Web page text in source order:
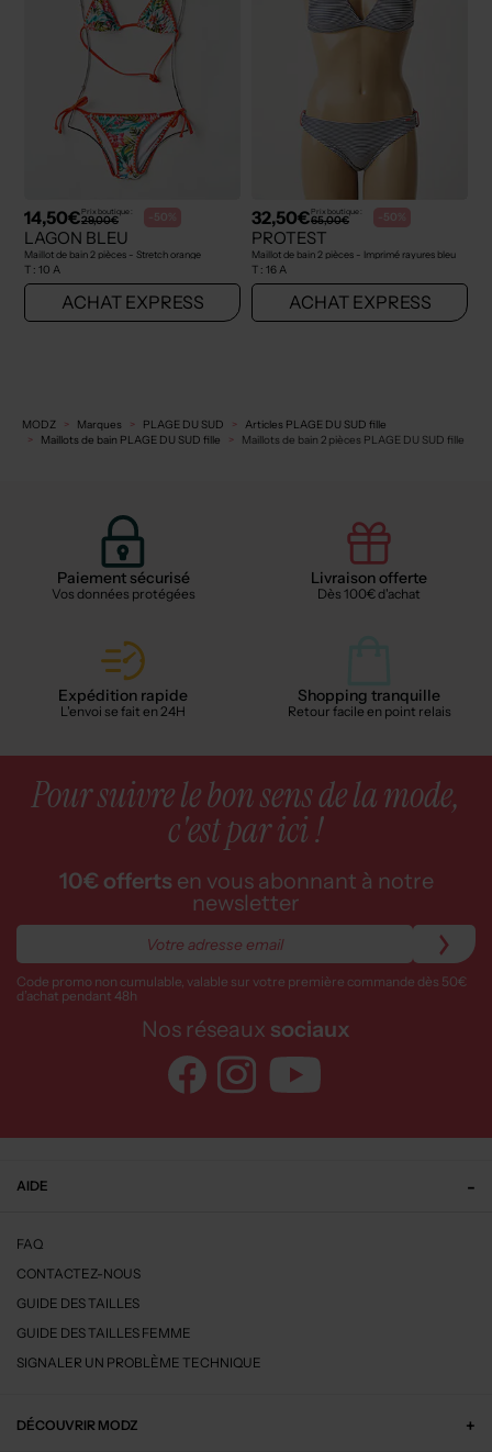
14,50€Prix boutique :
29,00€ -50%
LAGON BLEU
Maillot de bain 2 pièces - Stretch orange
T : 10 A
ACHAT EXPRESS
32,50€Prix boutique :
65,00€ -50%
PROTEST
Maillot de bain 2 pièces - Imprimé rayures bleu
T : 16 A
ACHAT EXPRESS
MODZ Marques PLAGE DU SUD
Articles PLAGE DU SUD fille
Maillots de bain PLAGE DU SUD fille
Maillots de bain 2 pièces PLAGE DU SUD fille
Paiement sécurisé
Vos données protégées
Livraison offerte
Dès 100€ d'achat
Expédition rapide
L'envoi se fait en 24H
Shopping tranquille
Retour facile en point relais
Pour suivre le bon sens de la mode,
c'est par ici !
10€ offerts en vous abonnant à notre
newsletter
Code promo non cumulable, valable sur votre première commande dès 50€
d’achat pendant 48h
Nos réseaux sociaux
AIDE
FAQ
CONTACTEZ-NOUS
GUIDE DES TAILLES
GUIDE DES TAILLES FEMME
SIGNALER UN PROBLÈME TECHNIQUE
DÉCOUVRIR MODZ